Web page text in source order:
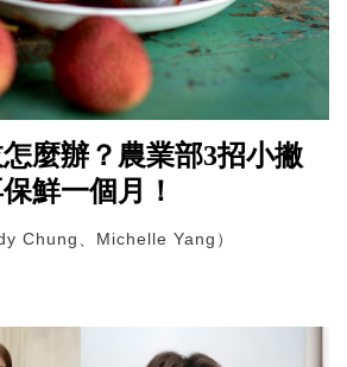
麼辦？農業部3招小撇
鮮一個月！
Chung、Michelle Yang）